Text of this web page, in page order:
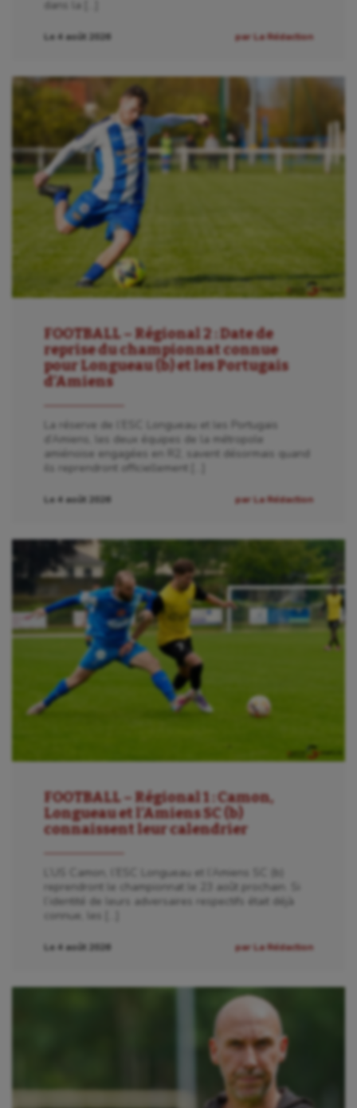
dans la […]
Le 4 août 2026 par La Rédaction
FOOTBALL – Régional 2 : Date de
reprise du championnat connue
pour Longueau (b) et les Portugais
d’Amiens
La réserve de l’ESC Longueau et les Portugais
d’Amiens, les deux équipes de la métropole
amiénoise engagées en R2, savent désormais quand
ils reprendront officiellement […]
Le 4 août 2026 par La Rédaction
FOOTBALL – Régional 1 : Camon,
Longueau et l’Amiens SC (b)
connaissent leur calendrier
L’US Camon, l’ESC Longueau et l’Amiens SC (b)
reprendront le championnat le 23 août prochain. Si
l’identité de leurs adversaires respectifs était déjà
connue, les […]
Le 4 août 2026 par La Rédaction